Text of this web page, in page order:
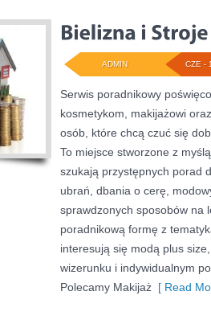
CZE -
ADMIN
Serwis poradnikowy
kosmetykom, makijażowi
osób, które chcą czuć się
To miejsce stworzone z
szukają przystępnych porad
ubrań, dbania o cerę,
sprawdzonych sposobów na
poradnikową formę z
interesują się modą plus
wizerunku i indywidualnym
Polecamy Makijaż [ Read